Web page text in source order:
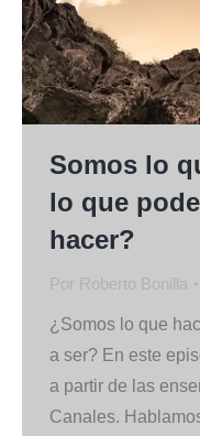
Somos lo
lo que
hacer?
Por Roberto Bonilla
¿Somos lo que
a ser? En este
a partir de las
Canales.